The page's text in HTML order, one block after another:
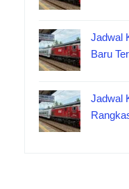
Jadwal
Baru
Jadwal